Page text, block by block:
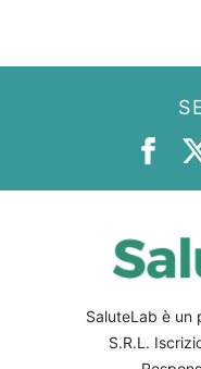
SaluteLab è un
S.R.L.